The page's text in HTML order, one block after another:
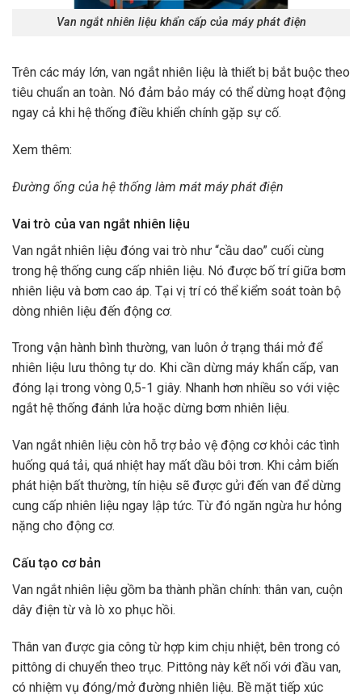
Van ngắt nhiên liệu khẩn cấp của máy phát điện
Trên các máy lớn, van ngắt nhiên liệu là thiết bị bắt buộc theo
tiêu chuẩn an toàn. Nó đảm bảo máy có thể dừng hoạt động
ngay cả khi hệ thống điều khiển chính gặp sự cố.
Xem thêm:
Đường ống của hệ thống làm mát máy phát điện
Vai trò của van ngắt nhiên liệu
Van ngắt nhiên liệu đóng vai trò như “cầu dao” cuối cùng
trong hệ thống cung cấp nhiên liệu. Nó được bố trí giữa bơm
nhiên liệu và bơm cao áp. Tại vị trí có thể kiểm soát toàn bộ
dòng nhiên liệu đến động cơ.
Trong vận hành bình thường, van luôn ở trạng thái mở để
nhiên liệu lưu thông tự do. Khi cần dừng máy khẩn cấp, van
đóng lại trong vòng 0,5-1 giây. Nhanh hơn nhiều so với việc
ngắt hệ thống đánh lửa hoặc dừng bơm nhiên liệu.
Van ngắt nhiên liệu còn hỗ trợ bảo vệ động cơ khỏi các tình
huống quá tải, quá nhiệt hay mất dầu bôi trơn. Khi cảm biến
phát hiện bất thường, tín hiệu sẽ được gửi đến van để dừng
cung cấp nhiên liệu ngay lập tức. Từ đó ngăn ngừa hư hỏng
nặng cho động cơ.
Cấu tạo cơ bản
Van ngắt nhiên liệu gồm ba thành phần chính: thân van, cuộn
dây điện từ và lò xo phục hồi.
Thân van được gia công từ hợp kim chịu nhiệt, bên trong có
pittông di chuyển theo trục. Pittông này kết nối với đầu van,
có nhiệm vụ đóng/mở đường nhiên liệu. Bề mặt tiếp xúc